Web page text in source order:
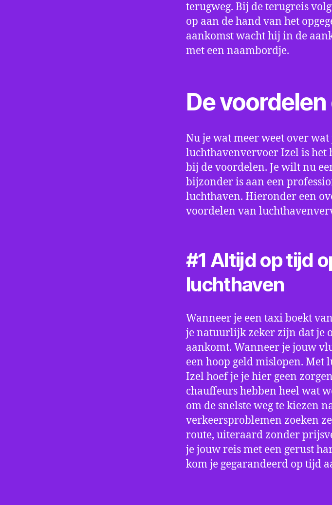
terugweg. Bij de terugreis
op aan de hand van het
aankomst wacht hij in de
met een naambordje.
De
Nu je wat meer weet over
luchthavenvervoer Izel is het
bij de voordelen. Je wilt nu
bijzonder is aan een
luchthaven. Hieronder een
voordelen van
#1 Altijd op tijd
luchthaven
Wanneer je een taxi boekt
je natuurlijk zeker zijn dat je
aankomt. Wanneer je jouw
een hoop geld mislopen.
Izel hoef je je hier geen
chauffeurs hebben heel wat
om de snelste weg te kiezen
verkeersproblemen zoeken
route, uiteraard zonder
je jouw reis met een gerust
kom je gegarandeerd op tijd